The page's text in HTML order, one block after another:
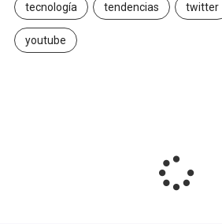
tecnología tendencias twitter
youtube